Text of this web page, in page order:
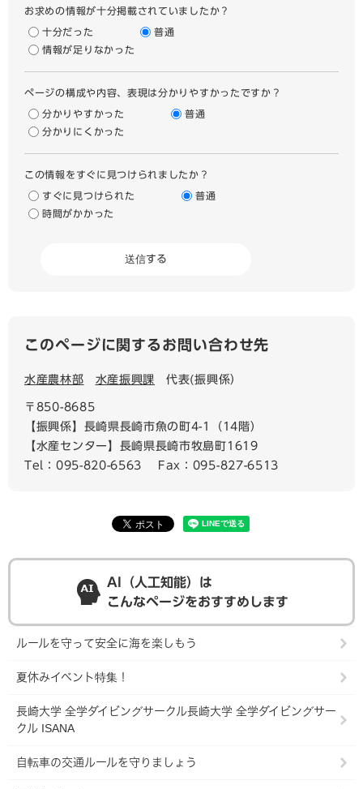
お求めの情報が十分掲載されていましたか？
十分だった
普通
情報が足りなかった
ページの構成や内容、表現は分かりやすかったですか？
分かりやすかった
普通
分かりにくかった
この情報をすぐに見つけられましたか？
すぐに見つけられた
普通
時間がかかった
このページに関するお問い合わせ先
水産農林部 水産振興課 代表(振興係）
〒850-8685
【振興係】長崎県長崎市魚の町4-1（14階）
【水産センター】長崎県長崎市牧島町1619
Tel：095-820-6563
Fax：095-827-6513
AI（人工知能）は
こんなページをおすすめします
ルールを守って安全に海を楽しもう
夏休みイベント特集！
長崎大学 全学ダイビングサークル長崎大学 全学ダイビングサー
クル ISANA
自転車の交通ルールを守りましょう